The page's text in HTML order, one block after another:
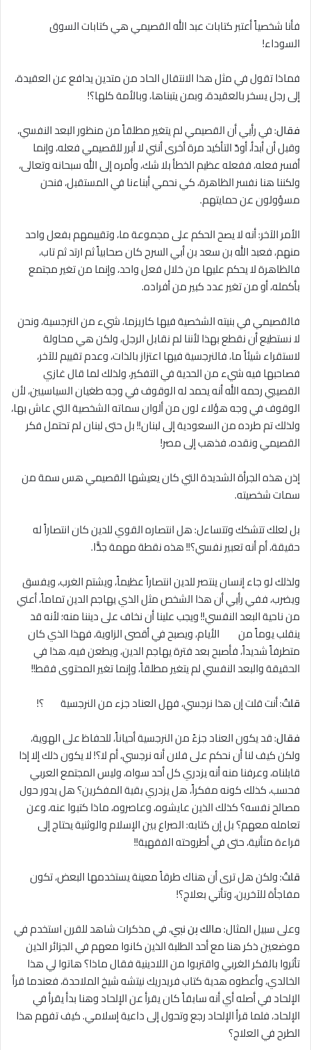
فأنا شخصياً أعتبر كتابات عبد الله القصيمي هي كتابات السوق
السوداء!
فماذا تقول في مثل هذا الانتقال الحاد من متدين يدافع عن العقيدة،
إلى رجل يسخر بالعقيدة، وبمن يتبناها، وبالأمة كلها؟!
فقال: في رأيي أن القصيمي لم يتغير مطلقاً من منظور البعد النفسي،
وقبل أن أبدأ، أودّ التأكيد مرة أخرى أنني ﻻ أبرر للقصيمي فعله، وإنما
أفسر فعله، ففعله عظيم الخطأ بلا شك، وأمره إلى الله سبحانه وتعالى،
ولكننا هنا نفسر الظاهرة، كي نحمي أبناءنا في المستقبل، فنحن
مسؤولون عن حمايتهم.
الأمر الآخر: أنه ﻻ يصح الحكم على مجموعة ما، وتقييمهم بفعل واحد
منهم، فعبد الله بن سعد بن أبي السرح كان صحابياً ثم ارتد ثم تاب،
فالظاهرة ﻻ يحكم عليها من خلال فعل واحد، وإنما من تغير مجتمع
بأكمله، أو من تغير عدد كبير من أفراده.
فالقصيمي في بنيته الشخصية فيها كاريزما، شيء من النرجسية، ونحن
ﻻ نستطيع أن نقطع بهذا لأننا لم نقابل الرجل، ولكن هي محاولة
لاستقراء شيئاً ما، فالنرجسية فيها اعتزاز بالذات، وعدم تقييم للآخر،
فصاحبها فيه شيء من الحدية في التفكير، ولذلك لما قال غازي
القصيبي رحمه الله أنه يحمد له الوقوف في وجه طغيان السياسيين، لأن
الوقوف في وجه هؤلاء لون من ألوان سماته الشخصية التي عاش بها،
ولذلك تم طرده من السعودية إلى لبنان!! بل حتى لبنان لم تحتمل فكر
القصيمي ونقده، فذهب إلى مصر!
إذن هذه الجرأة الشديدة التي كان يعيشها القصيمي هس سمة من
سمات شخصيته.
بل لعلك تتشكك وتتساءل: هل انتصاره القوي للدين كان انتصاراً له
حقيقة، أم أنه تعبير نفسي؟!! هذه نقطة مهمة جدًّا.
ولذلك لو جاء إنسان ينتصر للدين انتصاراً عظيماً، ويشتم الغرب، ويفسق
ويضرب، ففي رأيي أن هذا الشخص مثل الذي يهاجم الدين تماماً، أعني
من ناحية البعد النفسي!! ويجب علينا أن نخاف على ديننا منه؛ لأنه قد
ينقلب يوماً من الأيام، ويصبح في أقصى الزاوية، فهذا الذي كان
متطرفاً شديداً، فأصبح بعد فترة يهاجم الدين، ويطعن فيه، هذا في
الحقيقة والبعد النفسي لم يتغير مطلقاً، وإنما تغير المحتوى فقط!!
قلتُ: أنت قلت إن هذا نرجسي، فهل العناد جزء من النرجسية ؟!
فقال: قد يكون العناد جزءً من النرجسية أحياناً، للحفاظ على الهوية،
ولكن كيف لنا أن نحكم على فلان أنه نرجسي، أم لا؟! لا يكون ذلك إلا إذا
قابلناه، وعرفنا منه أنه يزدري كل أحد سواه، وليس المجتمع العربي
فحسب، كذلك كونه مفكراً، هل يزدري بقية المفكرين؟ هل يدور حول
مصالح نفسه؟ كذلك الذين عايشوه، وعاصروه، ماذا كتبوا عنه، وعن
تعامله معهم؟ بل إن كتابه: الصراع بين الإسلام والوثنية يحتاج إلى
قراءة متأنية، حتى في أطروحته الفقهية!!
قلتُ: ولكن هل ترى أن هناك طرقاً معينة يستخدمها البعض، تكون
مفاجأة للآخرين، وتأتي بعلاج؟!
وعلى سبيل المثال:مالك بن نبي، في مذكرات شاهد للقرن استخدم في
موضعين ذكر هنا مع أحد الطلبة الذين كانوا معهم في الجزائر الذين
تأثروا بالفكر الغربي واقتربوا من اللادينية فقال ماذا؟ هاتوا لي هذا
الخالدي، وأعطوه هدية كتاب فريدريك نيتشه شيخ الملاحدة، فعندما قرأ
الإلحاد في أصله أي أنه سابقاً كان يقرأ عن الإلحاد وهنا بدأ يقرأ في
الإلحاد، فلما قرأ الإلحاد رجع وتحول إلى داعية إسلامي. كيف تفهم هذا
الطرح في العلاج؟